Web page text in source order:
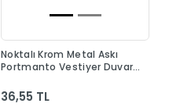
Noktalı Krom Metal Askı
Portmanto Vestiyer Duvar
36,55 TL